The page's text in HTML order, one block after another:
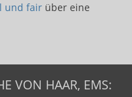
und fair​ über eine
VON HAAR, EMS: